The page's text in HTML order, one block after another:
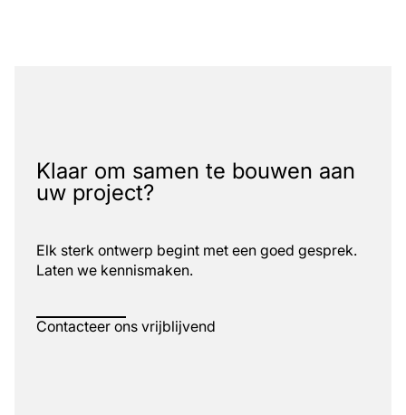
Klaar om samen te bouwen aan
uw project?
Elk sterk ontwerp begint met een goed gesprek.
Laten we kennismaken.
Contacteer ons vrijblijvend